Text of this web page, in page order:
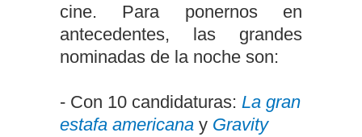
cine. Para ponernos en
antecedentes, las grandes
nominadas de la noche son:
- Con 10 candidaturas: La gran
estafa americana y Gravity